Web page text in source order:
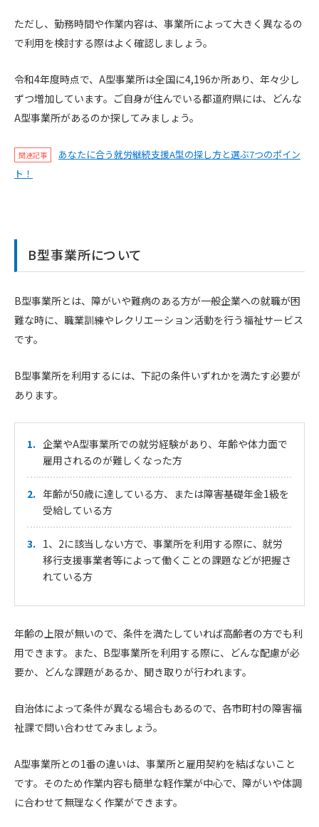
ただし、勤務時間や作業内容は、事業所によって大きく異なるの
で利用を検討する際はよく確認しましょう。
令和4年度時点で、A型事業所は全国に4,196か所あり、年々少し
ずつ増加しています。ご自身が住んでいる都道府県には、どんな
A型事業所があるのか探してみましょう。
関連記事
あなたに合う就労継続支援A型の探し方と選ぶ7つのポイン
ト！
B型事業所について
B型事業所とは、障がいや難病のある方が一般企業への就職が困
難な時に、職業訓練やレクリエーション活動を行う福祉サービス
です。
B型事業所を利用するには、下記の条件いずれかを満たす必要が
あります。
企業やA型事業所での就労経験があり、年齢や体力面で
雇用されるのが難しくなった方
年齢が50歳に達している方、または障害基礎年金1級を
受給している方
1、2に該当しない方で、事業所を利用する際に、就労
移行支援事業者等によって働くことの課題などが把握さ
れている方
年齢の上限が無いので、条件を満たしていれば高齢者の方でも利
用できます。また、B型事業所を利用する際に、どんな配慮が必
要か、どんな課題があるか、聞き取りが行われます。
自治体によって条件が異なる場合もあるので、各市町村の障害福
祉課で問い合わせてみましょう。
A型事業所との1番の違いは、事業所と雇用契約を結ばないこと
です。そのため作業内容も簡単な軽作業が中心で、障がいや体調
に合わせて無理なく作業ができます。